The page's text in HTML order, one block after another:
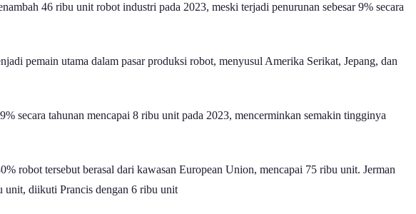
46 ribu unit robot industri pada 2023, meski terjadi penurunan sebesar 9% secara
pemain utama dalam pasar produksi robot, menyusul Amerika Serikat, Jepang, dan
secara tahunan mencapai 8 ribu unit pada 2023, mencerminkan semakin tingginya
robot tersebut berasal dari kawasan European Union, mencapai 75 ribu unit. Jerman
unit, diikuti Prancis dengan 6 ribu unit